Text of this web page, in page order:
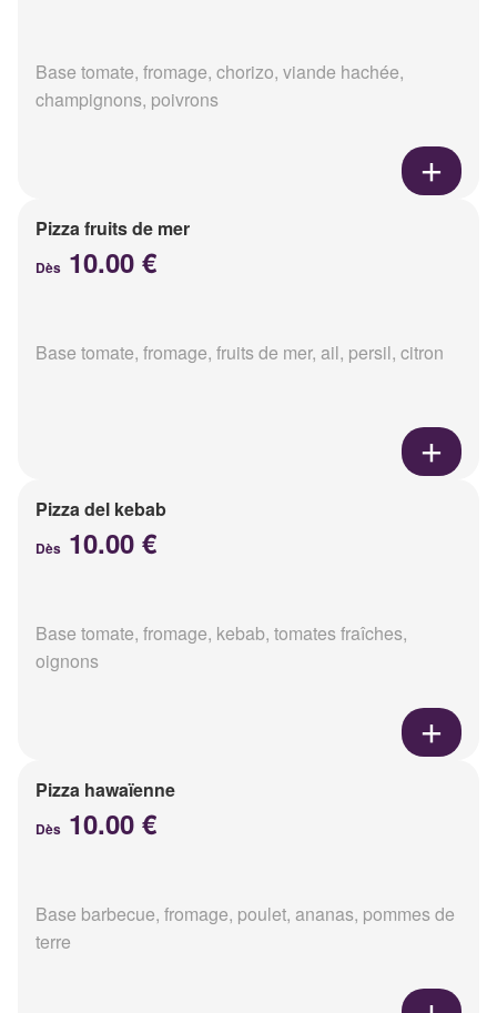
Base tomate, fromage, chorizo, viande hachée,
champignons, poivrons
Pizza fruits de mer
Dès 10.00 €
Base tomate, fromage, fruits de mer, ail, persil, citron
Pizza del kebab
Dès 10.00 €
Base tomate, fromage, kebab, tomates fraîches,
oignons
Pizza hawaïenne
Dès 10.00 €
Base barbecue, fromage, poulet, ananas, pommes de
terre